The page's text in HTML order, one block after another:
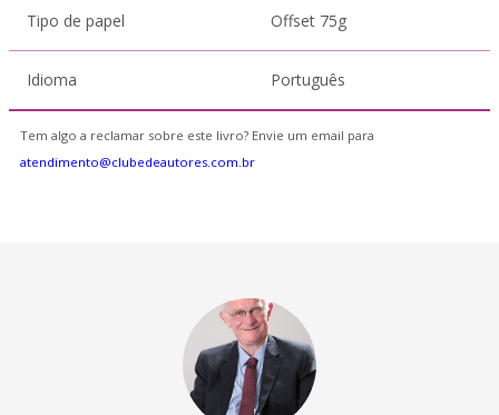
Tipo de papel Offset 75g
Idioma Português
Tem algo a reclamar sobre este livro? Envie um email para
atendimento@clubedeautores.com.br